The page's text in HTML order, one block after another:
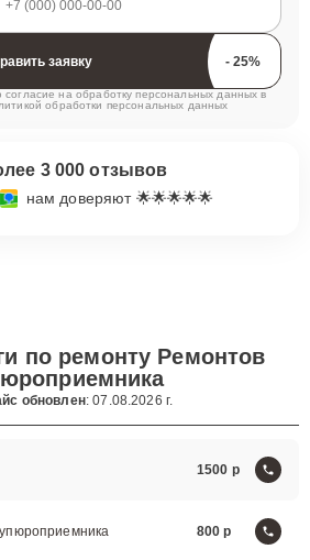
Отправить заявку
на обработку персональных данных в
обработки персональных данных
3 000 отзывов
нам доверяют 🌟🌟🌟🌟🌟
по ремонту Ремонтов
обновлен: 07.08.2026 г.
1500
800